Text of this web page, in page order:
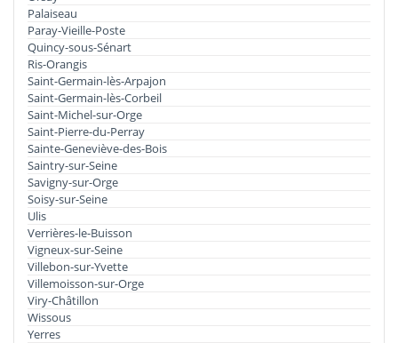
Palaiseau
Paray-Vieille-Poste
Quincy-sous-Sénart
Ris-Orangis
Saint-Germain-lès-Arpajon
Saint-Germain-lès-Corbeil
Saint-Michel-sur-Orge
Saint-Pierre-du-Perray
Sainte-Geneviève-des-Bois
Saintry-sur-Seine
Savigny-sur-Orge
Soisy-sur-Seine
Ulis
Verrières-le-Buisson
Vigneux-sur-Seine
Villebon-sur-Yvette
Villemoisson-sur-Orge
Viry-Châtillon
Wissous
Yerres